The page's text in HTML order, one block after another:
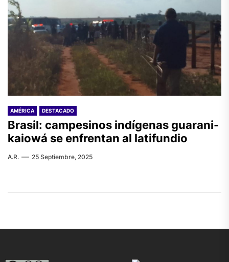
AMÉRICA DESTACADO
Brasil: campesinos indígenas guarani-
kaiowá se enfrentan al latifundio
A.R. 25 Septiembre, 2025